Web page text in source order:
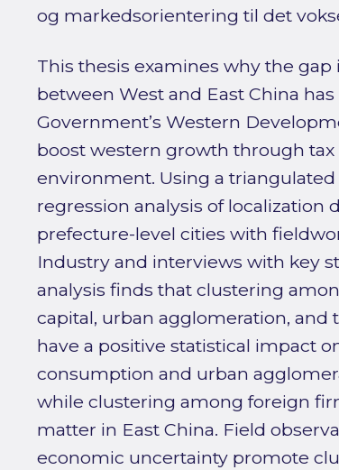
og markedsorientering til det
This thesis examines why the
between West and East China
Government’s Western
boost western growth through
environment. Using a
regression analysis of localization
prefecture-level cities with
Industry and interviews with key
analysis finds that clustering
capital, urban agglomeration, and
have a positive statistical impact
consumption and urban
while clustering among foreign
matter in East China. Field
economic uncertainty promote